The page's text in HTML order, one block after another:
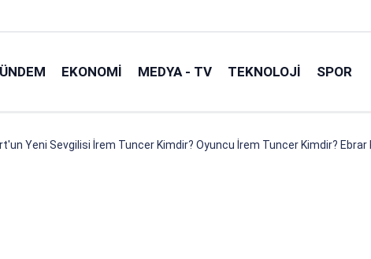
EKONOMI MEDYA - TV TEKNOLOJI SPOR
Yeni Sevgilisi İrem Tuncer Kimdir? Oyuncu İrem Tuncer Kimdir? Ebrar